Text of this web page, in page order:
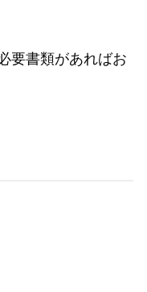
要書類があればお